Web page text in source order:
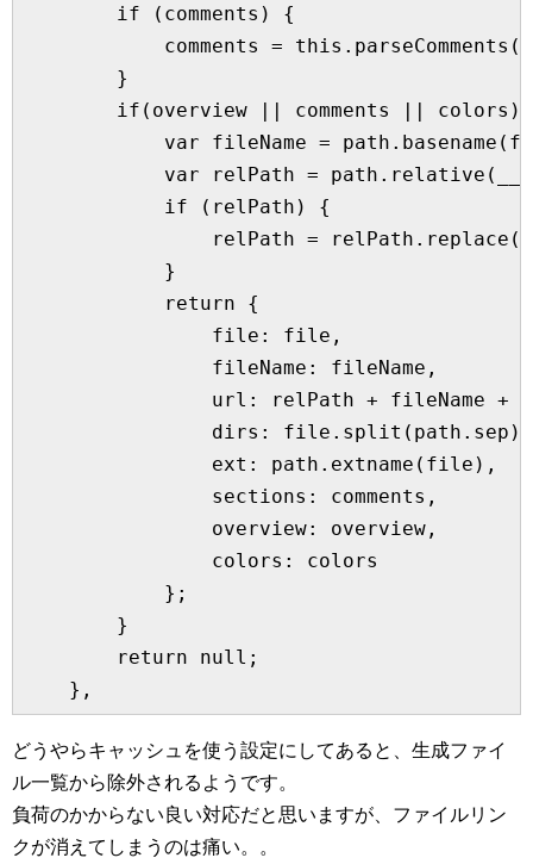
        if (comments) {
comments =
        }
if(overview || comments || colors)
var fileName =
var relPath =
            if (relPath) {
relPath =
            }
            return {
                file: file,
                fileName: fileName,
url: relPath + fileName +
                dirs: file.split(path.sep),
                ext: path.extname(file),
                sections: comments,
                overview: overview,
                colors: colors
            };
        }
        return null;
どうやらキャッシュを使う設定にしてあると、生成ファイ
ル一覧から除外されるようです。
負荷のかからない良い対応だと思いますが、ファイルリン
クが消えてしまうのは痛い。。